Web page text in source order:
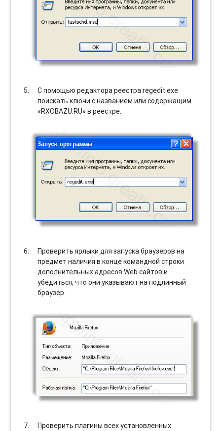
С помощью редактора реестра regedit.exe
поискать ключи с названием или содержащим
«RXOBAZU.RU» в реестре.
Проверить ярлыки для запуска браузеров на
предмет наличия в конце командной строки
дополнительных адресов Web сайтов и
убедиться, что они указывают на подлинный
браузер.
Проверить плагины всех установленных